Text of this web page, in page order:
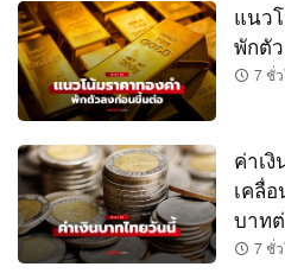
แนว
พักตั
7 ชั่
ค่าเ
เคลื่
บาท
7 ชั่